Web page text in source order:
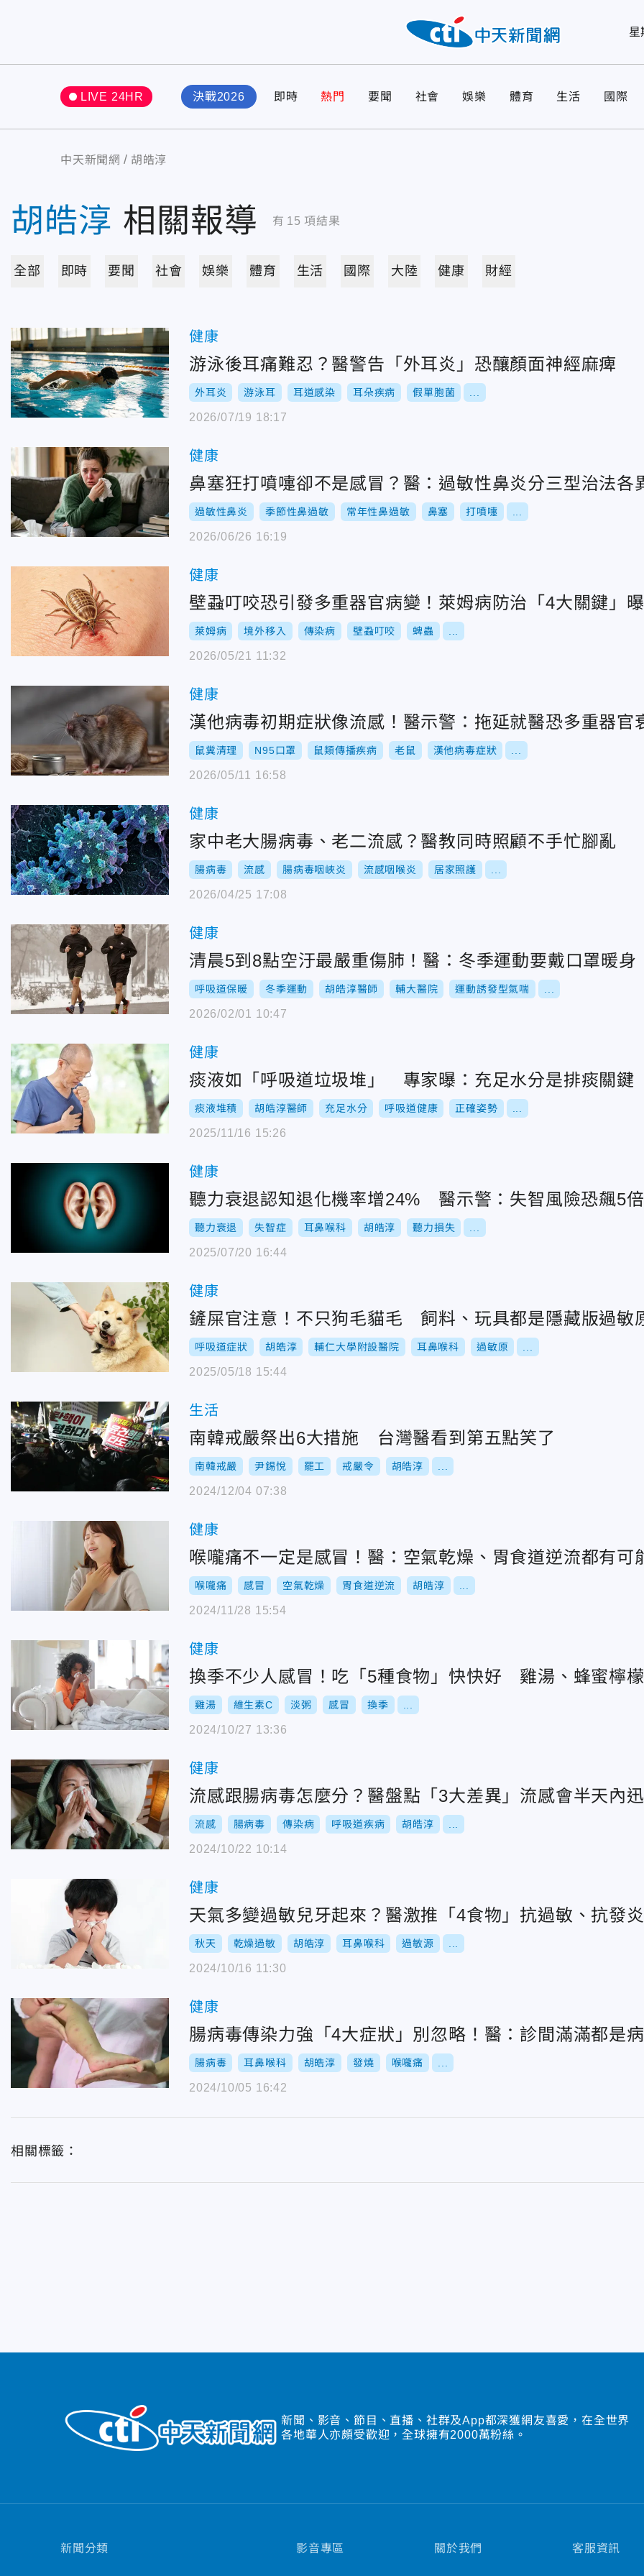
星
LIVE 24HR 決戰2026 即時 熱門 要聞 社會 娛樂 體育 生活 國際
中天新聞網 胡皓淳
胡皓淳 相關報導 有 15 項結果
全部 即時 要聞 社會 娛樂 體育 生活 國際 大陸 健康 財經
健康
游泳後耳痛難忍？醫警告「外耳炎」恐釀顏面神經麻痺
外耳炎 游泳耳 耳道感染 耳朵疾病 假單胞菌
2026/07/19 18:17
健康
鼻塞狂打噴嚏卻不是感冒？醫：過敏性鼻炎分三型治法各
過敏性鼻炎 季節性鼻過敏 常年性鼻過敏 鼻塞 打噴嚏
2026/06/26 16:19
健康
壁蝨叮咬恐引發多重器官病變！萊姆病防治「4大關鍵」曝
萊姆病 境外移入 傳染病 壁蝨叮咬 蜱蟲
2026/05/21 11:32
健康
漢他病毒初期症狀像流感！醫示警：拖延就醫恐多重器官
鼠糞清理 N95口罩 鼠類傳播疾病 老鼠 漢他病毒症狀
2026/05/11 16:58
健康
家中老大腸病毒、老二流感？醫教同時照顧不手忙腳亂
腸病毒 流感 腸病毒咽峽炎 流感咽喉炎 居家照護
2026/04/25 17:08
健康
清晨5到8點空汙最嚴重傷肺！醫：冬季運動要戴口罩暖身
呼吸道保暖 冬季運動 胡皓淳醫師 輔大醫院 運動誘發型氣喘
2026/02/01 10:47
健康
痰液如「呼吸道垃圾堆」 專家曝：充足水分是排痰關鍵
痰液堆積 胡皓淳醫師 充足水分 呼吸道健康 正確姿勢
2025/11/16 15:26
健康
聽力衰退認知退化機率增24% 醫示警：失智風險恐飆5倍
聽力衰退 失智症 耳鼻喉科 胡皓淳 聽力損失
2025/07/20 16:44
健康
鏟屎官注意！不只狗毛貓毛 飼料、玩具都是隱藏版過敏
呼吸道症狀 胡皓淳 輔仁大學附設醫院 耳鼻喉科 過敏原
2025/05/18 15:44
生活
南韓戒嚴祭出6大措施 台灣醫看到第五點笑了
南韓戒嚴 尹錫悅 罷工 戒嚴令 胡皓淳
2024/12/04 07:38
健康
喉嚨痛不一定是感冒！醫：空氣乾燥、胃食道逆流都有可
喉嚨痛 感冒 空氣乾燥 胃食道逆流 胡皓淳
2024/11/28 15:54
健康
換季不少人感冒！吃「5種食物」快快好 雞湯、蜂蜜檸
雞湯 維生素C 淡粥 感冒 換季
2024/10/27 13:36
健康
流感跟腸病毒怎麼分？醫盤點「3大差異」流感會半天內
流感 腸病毒 傳染病 呼吸道疾病 胡皓淳
2024/10/22 10:14
健康
天氣多變過敏兒牙起來？醫激推「4食物」抗過敏、抗發炎
秋天 乾燥過敏 胡皓淳 耳鼻喉科 過敏源
2024/10/16 11:30
健康
腸病毒傳染力強「4大症狀」別忽略！醫：診間滿滿都是
腸病毒 耳鼻喉科 胡皓淳 發燒 喉嚨痛
2024/10/05 16:42
相關標籤：
新聞、影音、節目、直播、社群及App都深獲網友喜愛，在全世界
各地華人亦頗受歡迎，全球擁有2000萬粉絲。
新聞分類 影音專區 關於我們 客服資訊